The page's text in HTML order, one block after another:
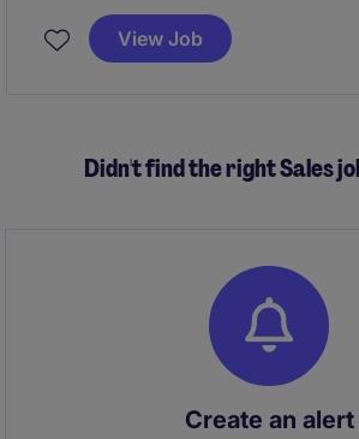
kandidaat: jij bouwt je eigen
zorgt dat de beste professionals op
View Job
Didn't find the right Sales
Create an alert